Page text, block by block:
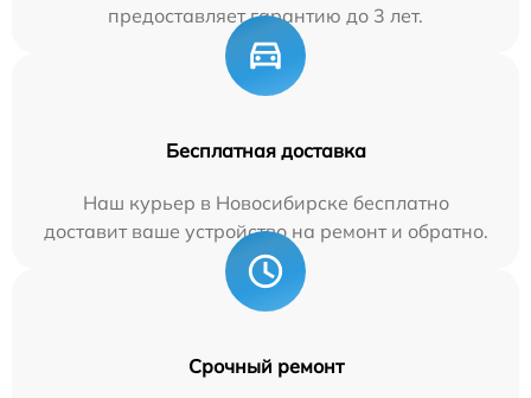
предоставляет гарантию до 3 лет.
Бесплатная доставка
Наш курьер в Новосибирске бесплатно
доставит ваше устройство на ремонт и обратно.
Срочный ремонт